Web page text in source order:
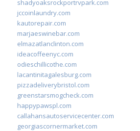
shadyoaksrockportrvpark.com
jccoinlaundry.com
kautorepair.com
marjaeswinebar.com
elmazatlanclinton.com
ideacoffeenyc.com
odieschillicothe.com
lacantinitagalesburg.com
pizzadeliverybristol.com
greenstarsmogcheck.com
happypawspl.com
callahansautoservicecenter.com
georgiascornermarket.com